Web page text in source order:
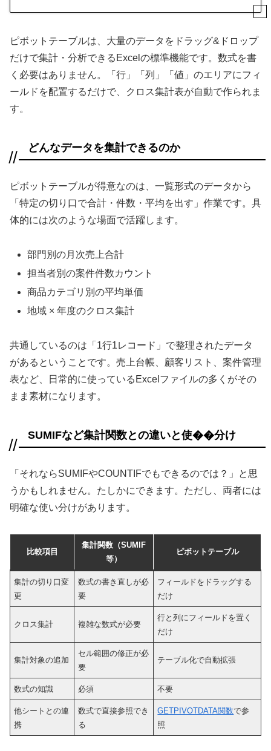
ピボットテーブルは、大量のデータをドラッグ&ドロップ
だけで集計・分析できるExcelの標準機能です。数式を書
く必要はありません。「行」「列」「値」のエリアにフィ
ールドを配置するだけで、クロス集計表が自動で作られま
す。
どんなデータを集計できるのか
ピボットテーブルが得意なのは、一覧形式のデータから
「特定の切り口で合計・件数・平均を出す」作業です。具
体的には次のような場面で活躍します。
部門別の月次売上合計
担当者別の案件件数カウント
商品カテゴリ別の平均単価
地域 × 年度のクロス集計
共通しているのは「1行1レコード」で整理されたデータ
があるということです。売上台帳、顧客リスト、案件管理
表など、日常的に使っているExcelファイルの多くがその
まま素材になります。
SUMIFなど集計関数との違いと使��分け
「それならSUMIFやCOUNTIFでもできるのでは？」と思
うかもしれません。たしかにできます。ただし、両者には
明確な使い分けがあります。
比較項目
集計関数（SUMIF
等）
ピボットテーブル
集計の切り口変
更
数式の書き直しが必
要
フィールドをドラッグする
だけ
クロス集計 複雑な数式が必要
行と列にフィールドを置く
だけ
集計対象の追加
セル範囲の修正が必
要
テーブル化で自動拡張
数式の知識 必須 不要
他シートとの連
携
数式で直接参照でき
る
GETPIVOTDATA関数で参
照